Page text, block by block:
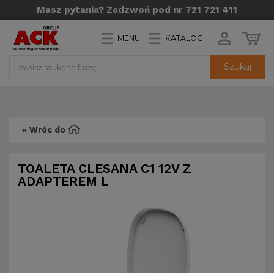
Masz pytania? Zadzwoń pod nr 721 721 411
Szukaj
MENU KATALOGI
« Wróc do
TOALETA CLESANA C1 12V Z
ADAPTEREM L